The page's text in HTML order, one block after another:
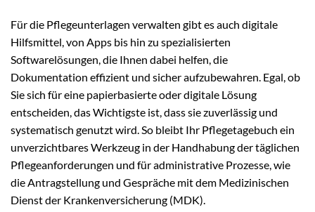
Für die Pflegeunterlagen verwalten gibt es auch digitale
Hilfsmittel, von Apps bis hin zu spezialisierten
Softwarelösungen, die Ihnen dabei helfen, die
Dokumentation effizient und sicher aufzubewahren. Egal, ob
Sie sich für eine papierbasierte oder digitale Lösung
entscheiden, das Wichtigste ist, dass sie zuverlässig und
systematisch genutzt wird. So bleibt Ihr Pflegetagebuch ein
unverzichtbares Werkzeug in der Handhabung der täglichen
Pflegeanforderungen und für administrative Prozesse, wie
die Antragstellung und Gespräche mit dem Medizinischen
Dienst der Krankenversicherung (MDK).